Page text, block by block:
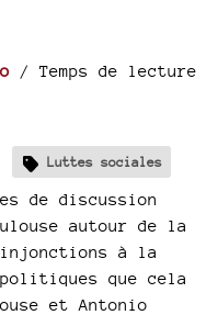
/ Temps de lecture
Luttes sociales
de discussion
autour de la
à la
que cela
et Antonio